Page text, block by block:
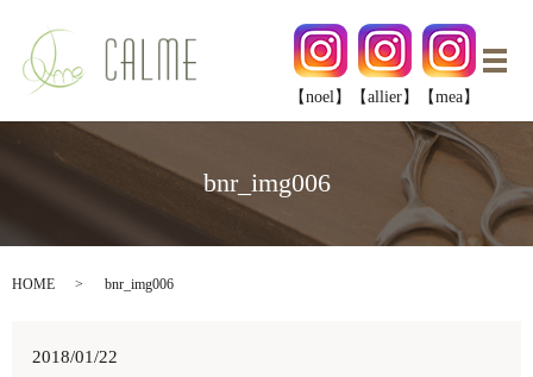
メ
【noel】
【allier】 【mea】
bnr_img006
HOME bnr_img006
2018/01/22